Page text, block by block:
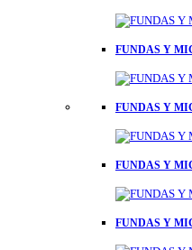
FUNDAS Y
FUNDAS Y
FUNDAS Y
FUNDAS Y